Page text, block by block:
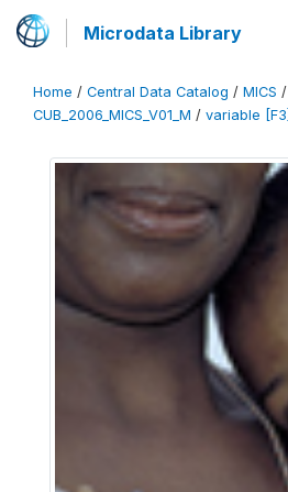
Microdata Library
Home / Central Data Catalog / MICS /
CUB_2006_MICS_V01_M / variable [F3]